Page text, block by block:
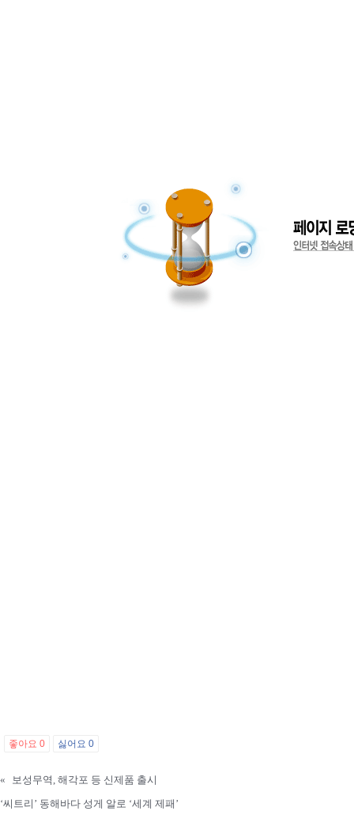
좋아요 0 싫어요 0
«
보성무역, 해각포 등 신제품 출시
‘씨트리’ 동해바다 성게 알로 ‘세계 제패’